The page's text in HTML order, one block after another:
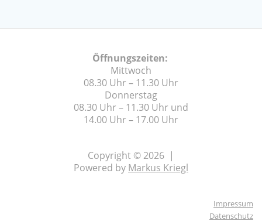
Öffnungszeiten:
Mittwoch
08.30 Uhr – 11.30 Uhr
Donnerstag
08.30 Uhr – 11.30 Uhr und
14.00 Uhr – 17.00 Uhr
Copyright © 2026 |
Powered by Markus Kriegl
Impressum
Datenschutz